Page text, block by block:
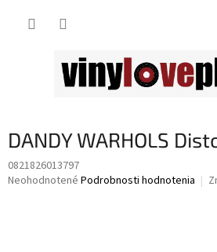
DANDY WARHOLS
0821826013797
Priemerné
Neohodnotené Podrobnosti hodnotenia